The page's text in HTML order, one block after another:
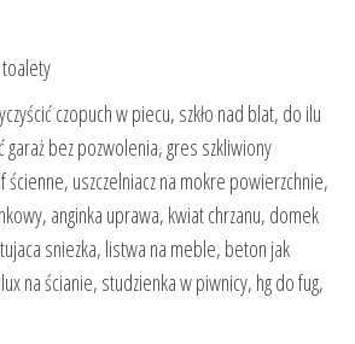
czopuch w piecu, szkło nad blat, do ilu
bez pozwolenia, gres szkliwiony
uszczelniacz na mokre powierzchnie,
anginka uprawa, kwiat chrzanu, domek
sniezka, listwa na meble, beton jak
na ścianie, studzienka w piwnicy, hg do fug,